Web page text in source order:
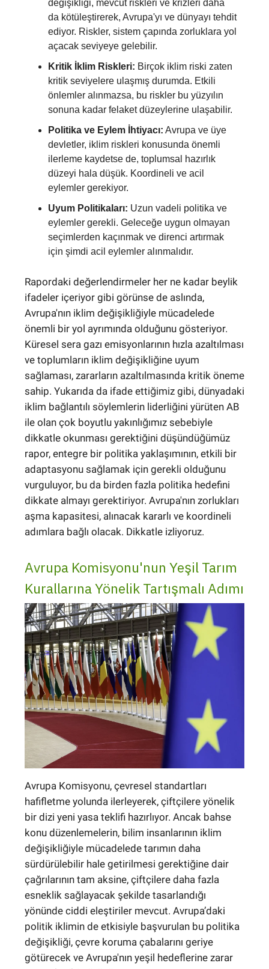
değişikliği, mevcut riskleri ve krizleri daha
da kötüleştirerek, Avrupa'yı ve dünyayı tehdit
ediyor. Riskler, sistem çapında zorluklara yol
açacak seviyeye gelebilir.
Kritik İklim Riskleri: Birçok iklim riski zaten
kritik seviyelere ulaşmış durumda. Etkili
önlemler alınmazsa, bu riskler bu yüzyılın
sonuna kadar felaket düzeylerine ulaşabilir.
Politika ve Eylem İhtiyacı: Avrupa ve üye
devletler, iklim riskleri konusunda önemli
ilerleme kaydetse de, toplumsal hazırlık
düzeyi hala düşük. Koordineli ve acil
eylemler gerekiyor.
Uyum Politikaları: Uzun vadeli politika ve
eylemler gerekli. Geleceğe uygun olmayan
seçimlerden kaçınmak ve direnci artırmak
için şimdi acil eylemler alınmalıdır.
Rapordaki değerlendirmeler her ne kadar beylik
ifadeler içeriyor gibi görünse de aslında,
Avrupa'nın iklim değişikliğiyle mücadelede
önemli bir yol ayrımında olduğunu gösteriyor.
Küresel sera gazı emisyonlarının hızla azaltılması
ve toplumların iklim değişikliğine uyum
sağlaması, zararların azaltılmasında kritik öneme
sahip. Yukarıda da ifade ettiğimiz gibi, dünyadaki
iklim bağlantılı söylemlerin liderliğini yürüten AB
ile olan çok boyutlu yakınlığımız sebebiyle
dikkatle okunması gerektiğini düşündüğümüz
rapor, entegre bir politika yaklaşımının, etkili bir
adaptasyonu sağlamak için gerekli olduğunu
vurguluyor, bu da birden fazla politika hedefini
dikkate almayı gerektiriyor. Avrupa'nın zorlukları
aşma kapasitesi, alınacak kararlı ve koordineli
adımlara bağlı olacak. Dikkatle izliyoruz.
Avrupa Komisyonu'nun Yeşil Tarım
Kurallarına Yönelik Tartışmalı Adımı
Avrupa Komisyonu, çevresel standartları
hafifletme yolunda ilerleyerek, çiftçilere yönelik
bir dizi yeni yasa teklifi hazırlıyor. Ancak bahse
konu düzenlemelerin, bilim insanlarının iklim
değişikliğiyle mücadelede tarımın daha
sürdürülebilir hale getirilmesi gerektiğine dair
çağrılarının tam aksine, çiftçilere daha fazla
esneklik sağlayacak şekilde tasarlandığı
yönünde ciddi eleştiriler mevcut. Avrupa’daki
politik iklimin de etkisiyle başvurulan bu politika
değişikliği, çevre koruma çabalarını geriye
götürecek ve Avrupa'nın yeşil hedeflerine zarar